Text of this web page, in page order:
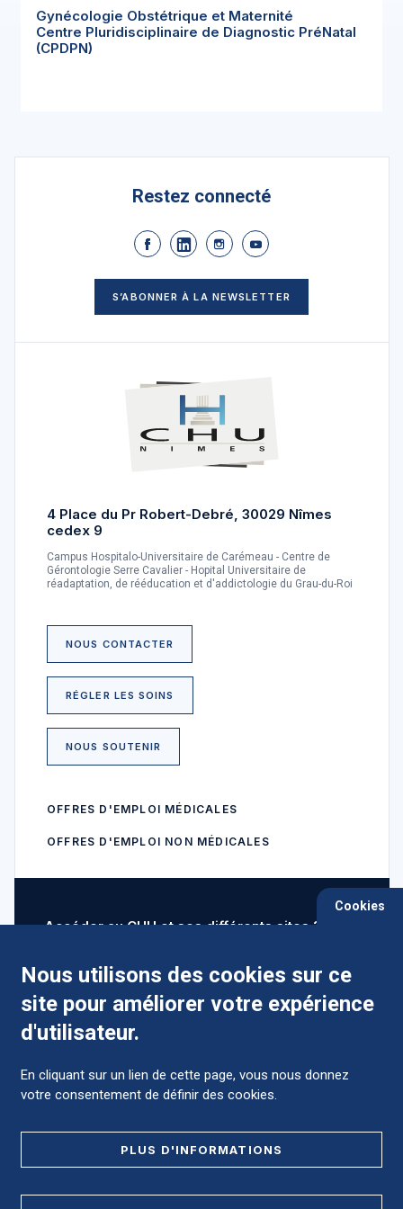
Gynécologie Obstétrique et Maternité
Centre Pluridisciplinaire de Diagnostic PréNatal
(CPDPN)
Restez connecté
S’ABONNER À LA NEWSLETTER
4 Place du Pr Robert-Debré, 30029 Nîmes
cedex 9
Campus Hospitalo-Universitaire de Carémeau - Centre de
Gérontologie Serre Cavalier - Hopital Universitaire de
réadaptation, de rééducation et d'addictologie du Grau-du-Roi
NOUS CONTACTER
RÉGLER LES SOINS
NOUS SOUTENIR
OFFRES D'EMPLOI MÉDICALES
OFFRES D'EMPLOI NON MÉDICALES
Accéder au CHU et ses différents sites ?
Comment préparer mon hospitalisation ?
Cookies
Nous utilisons des cookies sur ce
site pour améliorer votre expérience
d'utilisateur.
En cliquant sur un lien de cette page, vous nous donnez
votre consentement de définir des cookies.
PLUS D'INFORMATIONS